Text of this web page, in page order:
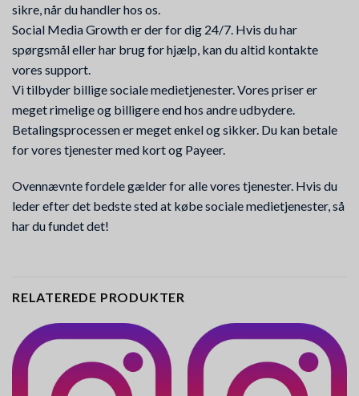
sikre, når du handler hos os.
Social Media Growth er der for dig 24/7. Hvis du har
spørgsmål eller har brug for hjælp, kan du altid kontakte
vores support.
Vi tilbyder billige sociale medietjenester. Vores priser er
meget rimelige og billigere end hos andre udbydere.
Betalingsprocessen er meget enkel og sikker. Du kan betale
for vores tjenester med kort og Payeer.
Ovennævnte fordele gælder for alle vores tjenester. Hvis du
leder efter det bedste sted at købe sociale medietjenester, så
har du fundet det!
RELATEREDE PRODUKTER